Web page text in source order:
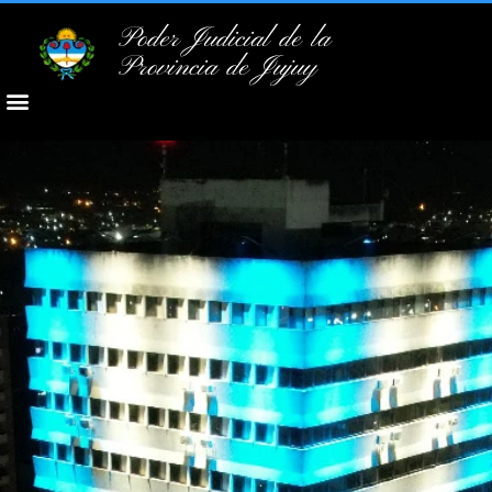
Poder Judicial de la
Provincia de Jujuy